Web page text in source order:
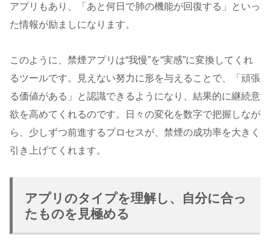
アプリもあり、「あと何日で肺の機能が回復する」といっ
た情報が励ましになります。
このように、禁煙アプリは“我慢”を“実感”に変換してくれ
るツールです。見えない努力に形を与えることで、「頑張
る価値がある」と認識できるようになり、結果的に継続意
欲を高めてくれるのです。日々の変化を数字で把握しなが
ら、少しずつ前進するプロセスが、禁煙の成功率を大きく
引き上げてくれます。
アプリのタイプを理解し、自分に合っ
たものを見極める